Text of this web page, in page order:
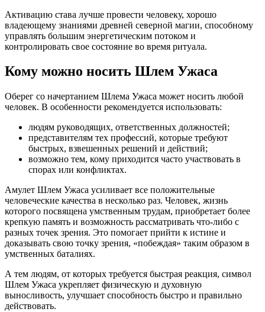
Активацию става лучше провести человеку, хорошо
владеющему знаниями древней северной магии, способному
управлять большим энергетическим потоком и
контролировать свое состояние во время ритуала.
Кому можно носить Шлем Ужаса
Оберег со начертанием Шлема Ужаса может носить любой
человек. В особенности рекомендуется использовать:
людям руководящих, ответственных должностей;
представителям тех профессий, которые требуют
быстрых, взвешенных решений и действий;
возможно тем, кому приходится часто участвовать в
спорах или конфликтах.
Амулет Шлем Ужаса усиливает все положительные
человеческие качества в несколько раз. Человек, жизнь
которого посвящена умственным трудам, приобретает более
крепкую память и возможность рассматривать что-либо с
разных точек зрения. Это помогает прийти к истине и
доказывать свою точку зрения, «побеждая» таким образом в
умственных баталиях.
А тем людям, от которых требуется быстрая реакция, символ
Шлем Ужаса укрепляет физическую и духовную
выносливость, улучшает способность быстро и правильно
действовать.